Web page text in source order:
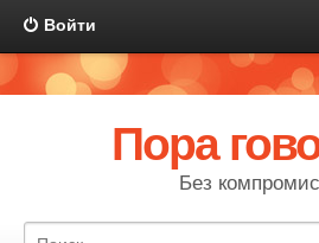
Войти
Пора
Без